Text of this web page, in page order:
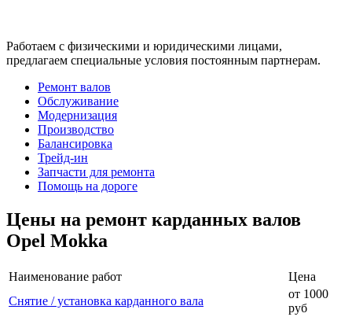
Работаем с физическими и юридическими лицами,
предлагаем специальные условия постоянным партнерам.
Ремонт валов
Обслуживание
Модернизация
Производство
Балансировка
Трейд-ин
Запчасти для ремонта
Помощь на дороге
Цены на ремонт карданных валов
Opel Mokka
Наименование работ
Цена
Снятие / установка карданного вала
от 1000
руб